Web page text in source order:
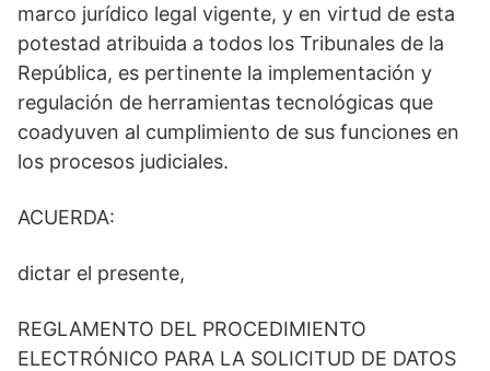
marco jurídico legal vigente, y en virtud de esta
potestad atribuida a todos los Tribunales de la
República, es pertinente la implementación y
regulación de herramientas tecnológicas que
coadyuven al cumplimiento de sus funciones en
los procesos judiciales.
ACUERDA:
dictar el presente,
REGLAMENTO DEL PROCEDIMIENTO
ELECTRÓNICO PARA LA SOLICITUD DE DATOS